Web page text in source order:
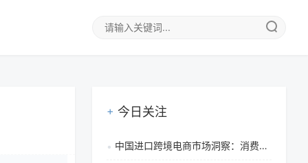
今日关注
中国进口跨境电商市场洞察：消费者网购行为、需求趋势与市场战略分析